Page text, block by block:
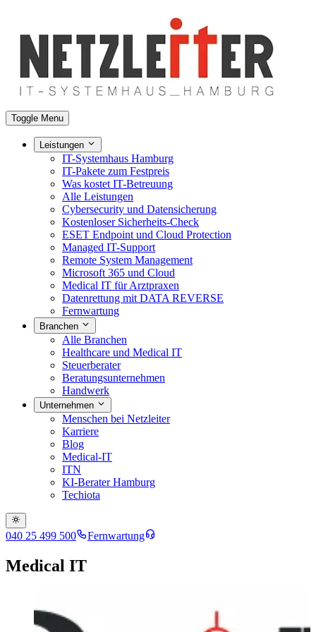
Toggle Menu
Leistungen
IT-Systemhaus Hamburg
IT-Pakete zum Festpreis
Was kostet IT-Betreuung
Alle Leistungen
Cybersecurity und Datensicherung
Kostenloser Sicherheits-Check
ESET Endpoint und Cloud Protection
Managed IT-Support
Remote System Management
Microsoft 365 und Cloud
Medical IT für Arztpraxen
Datenrettung mit DATA REVERSE
Fernwartung
Branchen
Alle Branchen
Healthcare und Medical IT
Steuerberater
Beratungsunternehmen
Handwerk
Unternehmen
Menschen bei Netzleiter
Karriere
Blog
Medical-IT
ITN
KI-Berater Hamburg
Techiota
040 25 499 500 Fernwartung
Medical IT